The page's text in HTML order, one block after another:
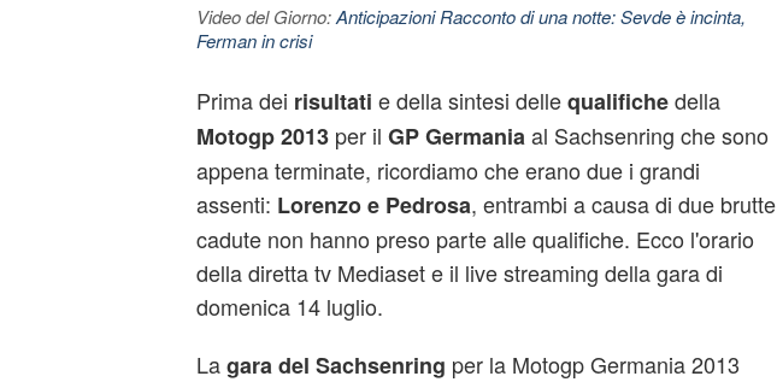
Video del Giorno:Anticipazioni Racconto di una notte: Sevde è incinta,
Ferman in crisi
Prima dei risultati e della sintesi dellequalifichedella
Motogp 2013 per il GP Germaniaal Sachsenring che sono
appena terminate, ricordiamo che erano due i grandi
assenti: Lorenzo e Pedrosa, entrambi a causa di due brutte
cadute non hanno preso parte alle qualifiche. Ecco l'orario
della diretta tv Mediaset e il live streaming della gara di
domenica 14 luglio.
Lagara del Sachsenring per la Motogp Germania 2013